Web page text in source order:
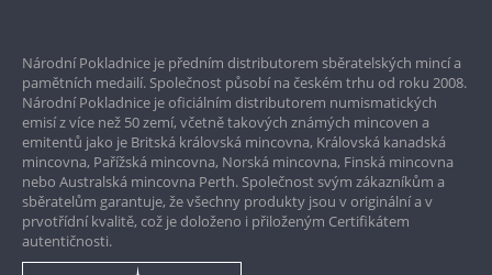
Garance nejvyšší kvality
Pouze originální produkty
Národní Pokladnice je předním distributorem sběratelských mincí a
pamětních medailí. Společnost působí na českém trhu od roku 2008.
Národní Pokladnice je oficiálním distributorem numismatických
emisí z více než 50 zemí, včetně takových známých mincoven a
emitentů jako je Britská královská mincovna, Královská kanadská
mincovna, Pařížská mincovna, Norská mincovna, Finská mincovna
nebo Australská mincovna Perth. Společnost svým zákazníkům a
sběratelům garantuje, že všechny produkty jsou v originální a v
prvotřídní kvalitě, což je doloženo i přiloženým Certifikátem
autentičnosti.